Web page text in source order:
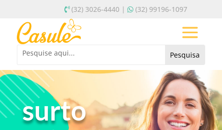
(32) 3026-4440 | (32) 99196-1097
surto